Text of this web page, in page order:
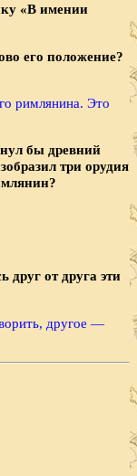
«В име­нии
его поло­жение?
римлянина. Это
бы древ­ний
три орудия
друг от друга эти
другое —